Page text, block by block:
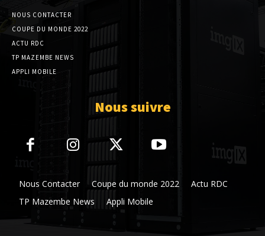
NOUS CONTACTER
COUPE DU MONDE 2022
ACTU RDC
TP MAZEMBE NEWS
APPLI MOBILE
Nous suivre
Nous Contacter Coupe du monde 2022
Actu RDC
TP Mazembe News
Appli Mobile